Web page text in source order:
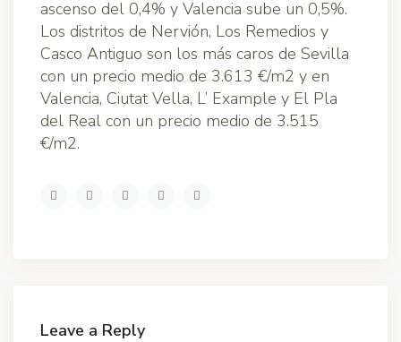
ascenso del 0,4% y Valencia sube un 0,5%.
Los distritos de Nervión, Los Remedios y
Casco Antiguo son los más caros de Sevilla
con un precio medio de 3.613 €/m2 y en
Valencia, Ciutat Vella, L’ Example y El Pla
del Real con un precio medio de 3.515
€/m2.
Leave a Reply